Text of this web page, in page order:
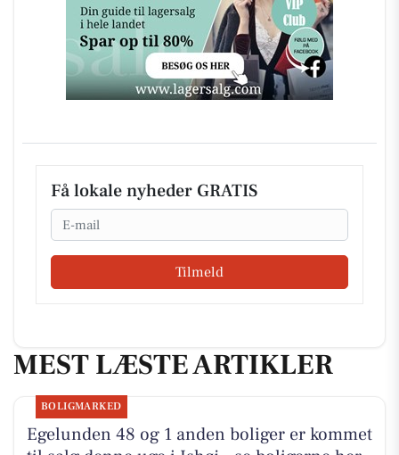
Få lokale nyheder GRATIS
Email
Tilmeld
MEST LÆSTE ARTIKLER
BOLIGMARKED
Egelunden 48 og 1 anden boliger er kommet